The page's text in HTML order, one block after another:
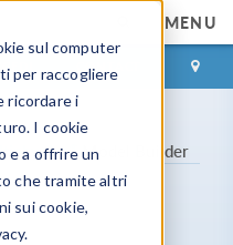
sul computer
per raccogliere
ricordare i
I cookie
e a offrire un
che tramite altri
sui cookie,
MENU
CONTACT
Model Builder